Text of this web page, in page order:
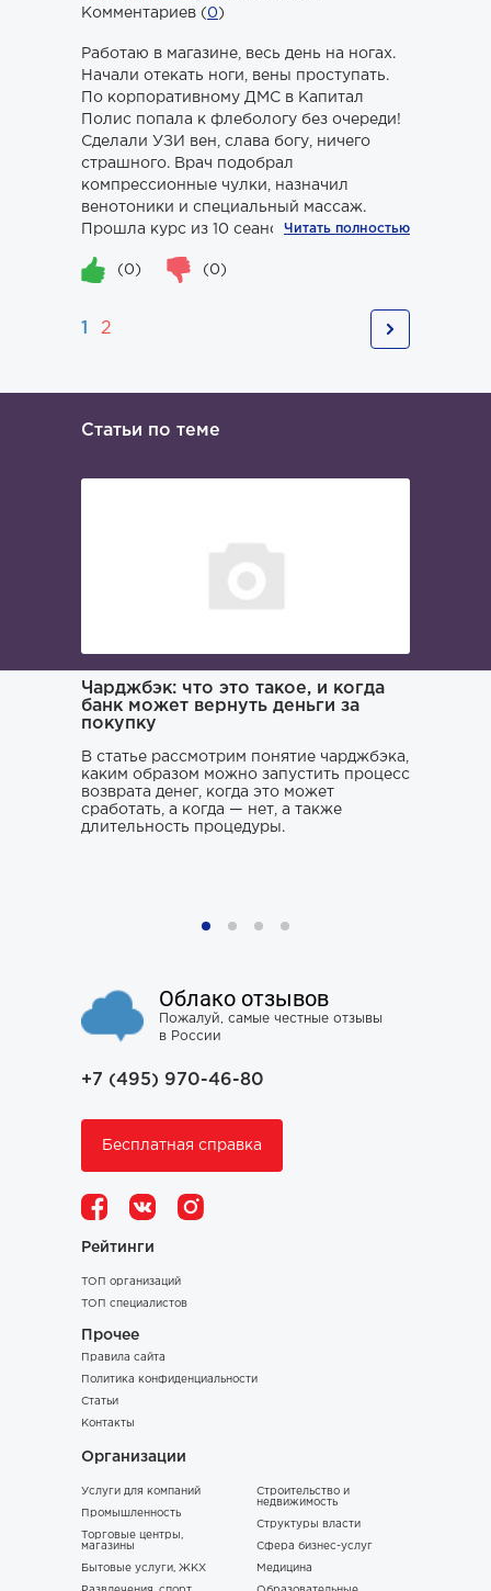
Комментариев (0)
Работаю в магазине, весь день на ногах.
Начали отекать ноги, вены проступать.
По корпоративному ДМС в Капитал
Полис попала к флебологу без очереди!
Сделали УЗИ вен, слава богу, ничего
страшного. Врач подобрал
компрессионные чулки, назначил
венотоники и специальный массаж.
Прошла курс из 10 сеансов - ноги пере...
Читать полностью
(0) (0)
1 2
Статьи по теме
Чарджбэк: что это такое, и когда
банк может вернуть деньги за
покупку
В статье рассмотрим понятие чарджбэка,
каким образом можно запустить процесс
возврата денег, когда это может
сработать, а когда — нет, а также
длительность процедуры.
Облако отзывов
Пожалуй, самые честные отзывы
в России
+7 (495) 970-46-80
Бесплатная справка
Рейтинги
ТОП организаций
ТОП специалистов
Прочее
Правила сайта
Политика конфиденциальности
Статьи
Контакты
Организации
Услуги для компаний
Промышленность
Торговые центры,
магазины
Бытовые услуги, ЖКХ
Строительство и
недвижимость
Структуры власти
Сфера бизнес-услуг
Медицина